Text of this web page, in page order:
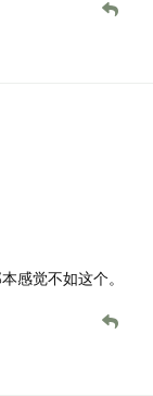
感觉不如这个。